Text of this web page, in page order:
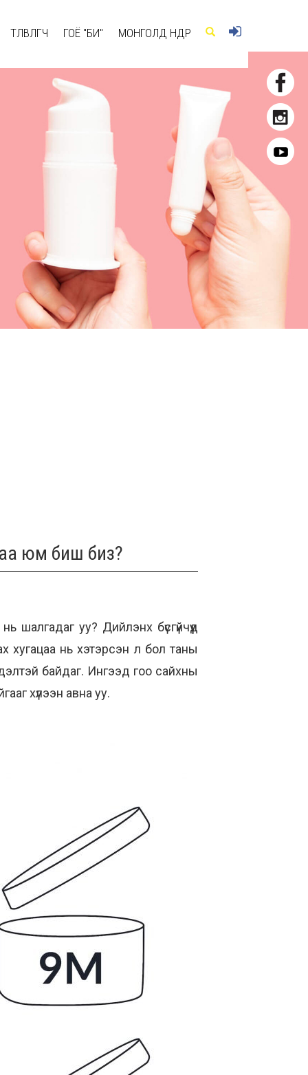
ТӨЛӨВЛӨГЧ ГОЁ "БИ" МОНГОЛД ӨНӨӨДӨР
юм биш биз?
шалгадаг уу? Дийлэнх бүсгүйчүүд
хугацаа нь хэтэрсэн л бол таны
байдаг. Ингээд гоо сайхны
хүлээн авна уу.